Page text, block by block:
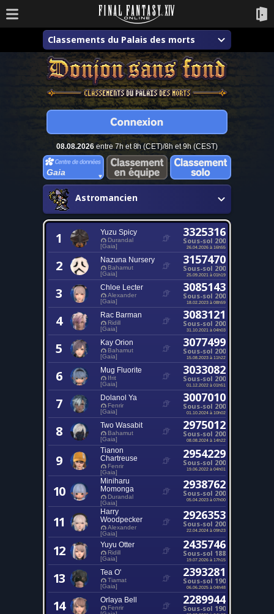
Classements du Palais des morts
08.08.2026entre 7h et 8h (CET)/8h et 9h (CEST)
Gaia
Astromancien
1 Yuzu Spicy
Durandal
[Gaia]
3325316
Sous-sol 200
26.04.2026 à 16h55
2 Nazuna Nursery
Bahamut
[Gaia]
3157470
Sous-sol 200
25.09.2021 à 01h19
3 Chloe Lecter
Alexander
[Gaia]
3085143
Sous-sol 200
18.02.2023 à 08h59
4 Rac Barman
Ridill
[Gaia]
3083121
Sous-sol 200
31.10.2021 à 04h03
5 Kay Orion
Bahamut
[Gaia]
3077499
Sous-sol 200
15.08.2023 à 11h22
6 Mug Fluorite
Ifrit
[Gaia]
3033082
Sous-sol 200
01.12.2022 à 01h51
7 Dolanol Ya
Fenrir
[Gaia]
3007010
Sous-sol 200
01.10.2024 à 10h02
8 Two Wasabit
Bahamut
[Gaia]
2975012
Sous-sol 200
08.08.2024 à 14h22
9
Tianon
Chartreuse
Fenrir
[Gaia]
2954229
Sous-sol 200
19.06.2022 à 04h01
10
Miniharu
Momonga
Durandal
[Gaia]
2938762
Sous-sol 200
05.04.2023 à 07h00
11
Harry
Woodpecker
Alexander
[Gaia]
2926353
Sous-sol 200
22.04.2024 à 09h23
12 Yuyu Otter
Ridill
[Gaia]
2435746
Sous-sol 188
19.07.2026 à 17h15
13 Tea O'
Tiamat
[Gaia]
2393281
Sous-sol 190
06.06.2025 à 04h48
14 Orlaya Bell
Fenrir
2289944
Sous-sol 190